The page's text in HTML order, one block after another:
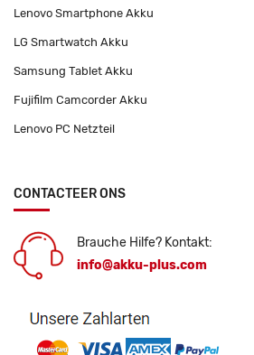
Lenovo Smartphone Akku
LG Smartwatch Akku
Samsung Tablet Akku
Fujifilm Camcorder Akku
Lenovo PC Netzteil
CONTACTEER ONS
Brauche Hilfe? Kontakt:
info@akku-plus.com